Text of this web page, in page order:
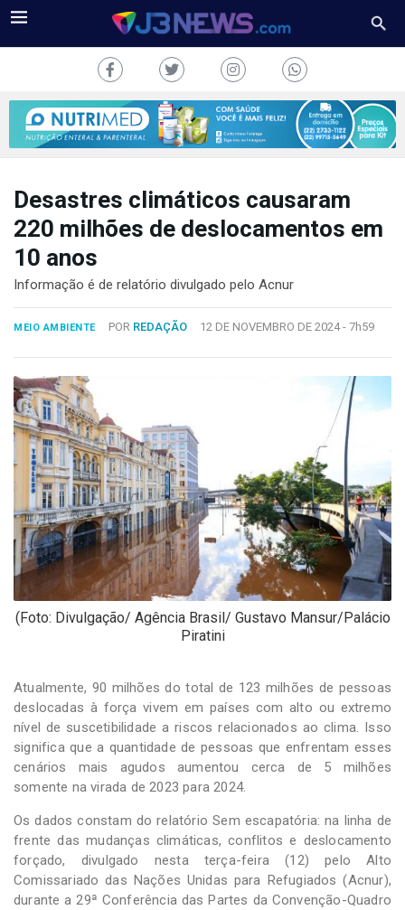
COLUNAS
FALE
Copyright
2024
Desenvolvido
por
Hesea
Tecnologia
Sistemas
Desastres climáticos causaram
220 milhões de deslocamentos em
10 anos
Informação é de relatório divulgado pelo Acnur
MEIO AMBIENTE POR REDAÇÃO 12 DE NOVEMBRO DE 2024 - 7h59
(Foto: Divulgação/ Agência Brasil/ Gustavo Mansur/Palácio
Piratini
Atualmente, 90 milhões do total de 123 milhões de pessoas
deslocadas à força vivem em países com alto ou extremo
nível de suscetibilidade a riscos relacionados ao clima. Isso
significa que a quantidade de pessoas que enfrentam esses
cenários mais agudos aumentou cerca de 5 milhões
somente na virada de 2023 para 2024.
Os dados constam do relatório Sem escapatória: na linha de
frente das mudanças climáticas, conflitos e deslocamento
forçado, divulgado nesta terça-feira (12) pelo Alto
Comissariado das Nações Unidas para Refugiados (Acnur),
durante a 29ª Conferência das Partes da Convenção-Quadro